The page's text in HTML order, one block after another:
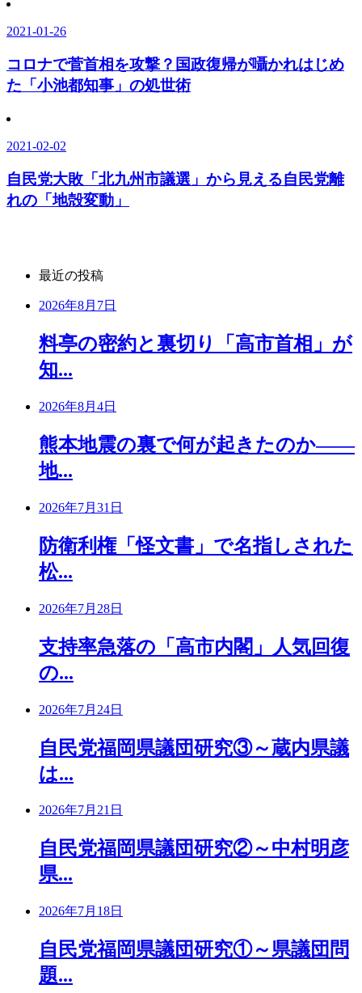
2021-01-26
コロナで菅首相を攻撃？国政復帰が囁かれはじめ
た「小池都知事」の処世術
2021-02-02
自民党大敗「北九州市議選」から見える自民党離
れの「地殻変動」
最近の投稿
2026年8月7日
料亭の密約と裏切り「高市首相」が
知...
2026年8月4日
熊本地震の裏で何が起きたのか――
地...
2026年7月31日
防衛利権「怪文書」で名指しされた
松...
2026年7月28日
支持率急落の「高市内閣」人気回復
の...
2026年7月24日
自民党福岡県議団研究③～蔵内県議
は...
2026年7月21日
自民党福岡県議団研究②～中村明彦
県...
2026年7月18日
自民党福岡県議団研究①～県議団問
題...